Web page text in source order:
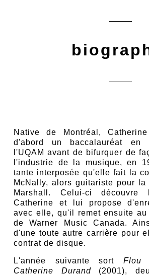
Native de Montréal,
d'abord un baccalauréat en
l'UQAM avant de bifurquer de
l'industrie de la musique, en
tante interposée qu'elle fait la
McNally, alors guitariste pour la
Marshall. Celui-ci
Catherine et lui propose
avec elle, qu'il remet ensuite
de Warner Music Canada.
d'une toute autre carrière pour
contrat de disque.
L'année suivante sort Flou
Catherine Durand(2001),